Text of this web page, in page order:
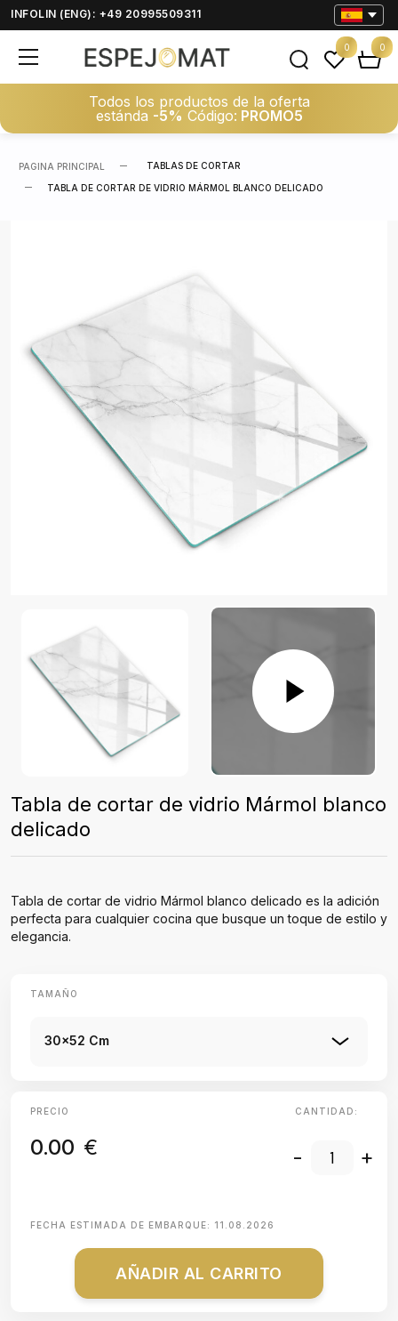
INFOLIN (ENG): +49 20995509311
Todos los productos de la oferta
estánda -5% Código: PROMO5
0 0
PAGINA PRINCIPAL TABLAS DE CORTAR
TABLA DE CORTAR DE VIDRIO MÁRMOL BLANCO DELICADO
Tabla de cortar de vidrio Mármol blanco
delicado
Tabla de cortar de vidrio Mármol blanco delicado es la adición
perfecta para cualquier cocina que busque un toque de estilo y
elegancia.
TAMAÑO
30x52 Cm
PRECIO
0.00 €
CANTIDAD:
- +
FECHA ESTIMADA DE EMBARQUE: 11.08.2026
AÑADIR AL CARRITO